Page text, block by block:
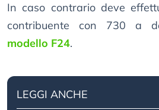
In caso contrario deve
contribuente con 730 a
modello F24.
LEGGI ANCHE